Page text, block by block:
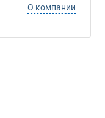
О компании